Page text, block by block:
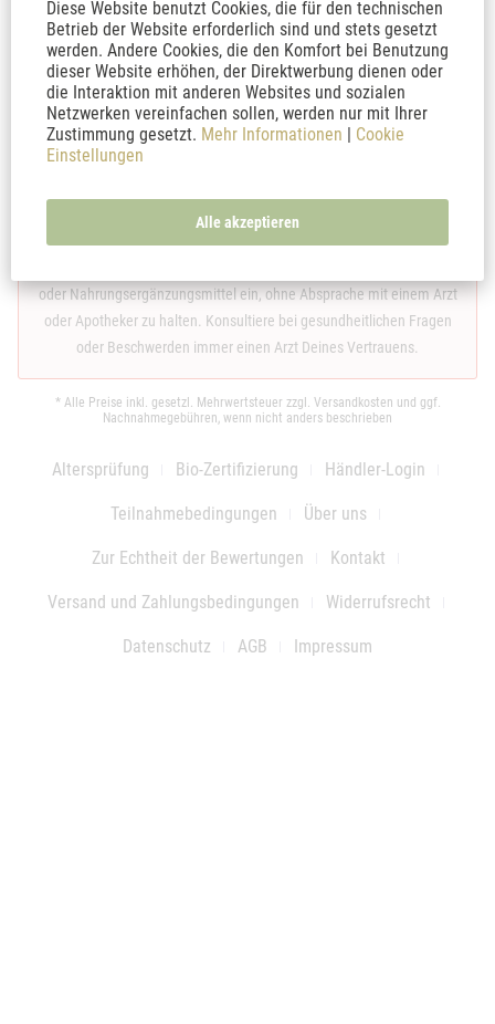
Internet-Seiten von thankyoujane.de keine Heilaussagen sind. Die
hier dargestellten Inhalte dienen ausschließlich der neutralen
Information und allgemeinen Weiterbildung. Die Texte erheben
weder einen Anspruch auf Vollständigkeit noch kann die Aktualität,
Richtigkeit und Ausgewogenheit der dargebotenen Information
garantiert werden. Die hier bereitgestellten Informationen ersetzen
Apotheker. Sie dienen nicht als Grundlage zur eigenständigen
Diagnose, Beginn, Änderung oder Beendigung einer Behandlung von
oder Nahrungsergänzungsmittel ein, ohne Absprache mit einem Arzt
oder Apotheker zu halten. Konsultiere bei gesundheitlichen Fragen
oder Beschwerden immer einen Arzt Deines Vertrauens.
* Alle Preise inkl. gesetzl. Mehrwertsteuer zzgl. Versandkosten und ggf.
Nachnahmegebühren, wenn nicht anders beschrieben
Altersprüfung Bio-Zertifizierung Händler-Login
Teilnahmebedingungen Über uns
Zur Echtheit der Bewertungen Kontakt
Versand und Zahlungsbedingungen Widerrufsrecht
Datenschutz AGB Impressum
Diese Website benutzt Cookies, die für den technischen
Betrieb der Website erforderlich sind und stets gesetzt
werden. Andere Cookies, die den Komfort bei Benutzung
dieser Website erhöhen, der Direktwerbung dienen oder
die Interaktion mit anderen Websites und sozialen
Netzwerken vereinfachen sollen, werden nur mit Ihrer
Zustimmung gesetzt. Mehr Informationen | Cookie
Einstellungen
Alle akzeptieren